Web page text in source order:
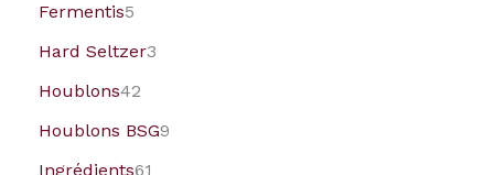
Fermentis5
Hard Seltzer3
Houblons42
Houblons BSG9
Ingrédients61